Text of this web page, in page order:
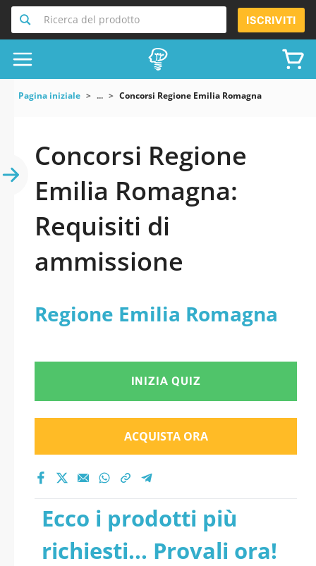
Ricerca del prodotto ISCRIVITI
Pagina iniziale ... Concorsi Regione Emilia Romagna
Concorsi Regione
Emilia Romagna:
Requisiti di
ammissione
Regione Emilia Romagna
INIZIA QUIZ
ACQUISTA ORA
Ecco i prodotti più
richiesti... Provali ora!